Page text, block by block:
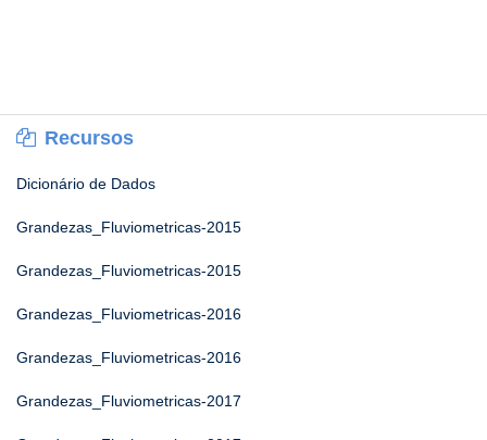
Recursos
Dicionário de Dados
Grandezas_Fluviometricas-2015
Grandezas_Fluviometricas-2015
Grandezas_Fluviometricas-2016
Grandezas_Fluviometricas-2016
Grandezas_Fluviometricas-2017